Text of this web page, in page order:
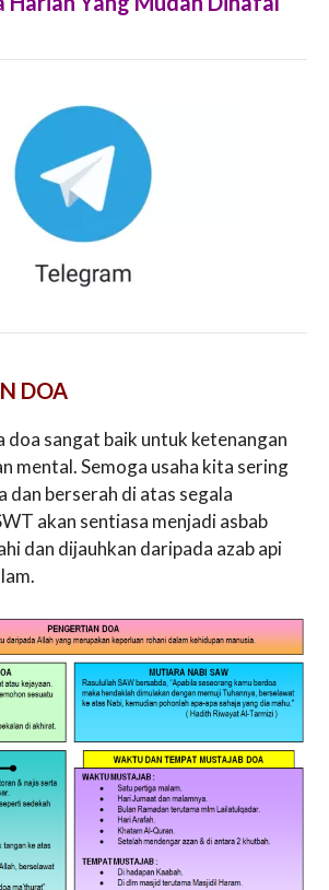
DOA
doa sangat baik untuk ketenangan
mental. Semoga usaha kita sering
dan berserah di atas segala
akan sentiasa menjadi asbab
dan dijauhkan daripada azab api